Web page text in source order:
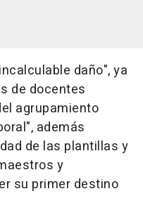
daño", ya
de docentes
agrupamiento
además
de las plantillas y
y
su primer destino